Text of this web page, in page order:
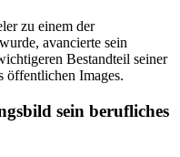
zu einem der
avancierte sein
Bestandteil seiner
öffentlichen Images.
sein berufliches